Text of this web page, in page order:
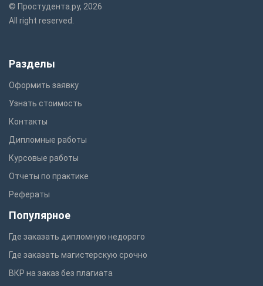
© Простудента.ру, 2026
All right reserved.
Разделы
Оформить заявку
Узнать стоимость
Контакты
Дипломные работы
Курсовые работы
Отчеты по практике
Рефераты
Популярное
Где заказать дипломную недорого
Где заказать магистерскую срочно
ВКР на заказ без плагиата